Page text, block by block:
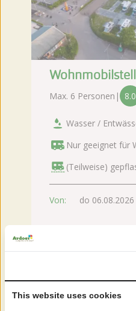
Max. 6 Personen | 8.0
Wasser /
Nur geeignet für
(Teilweise)
Von: do 06.08.2026
This website uses cookies